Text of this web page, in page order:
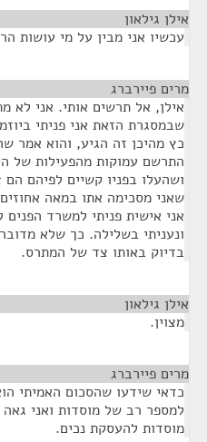
אילן גילאון
עכשיו אני מבין על מי עושות
מרים פיירברג
אילן, אל תרשים אותי. אני לא
שבמסגרת הזאת אני פניתי
כץ מהיכן זה הגיע, והוא אמר
התרשם עמוקות מהפעילות של
ושהעלו בפניו קשיים לפיהם
שאני מסכימה אתו במאה
אני אישית פניתי למשרד
ונעניתי בשלילה. כך שלא
בדיוק באותו צד של המתרס.
אילן גילאון
מצוין.
מרים פיירברג
למספר רב של מוסדות ואני
מוסדות להעסקת נכים.